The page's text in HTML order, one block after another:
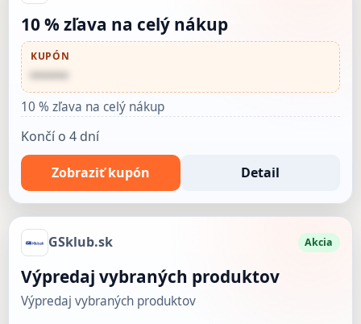
10 % zľava na celý nákup
KUPÓN
••••••
10 % zľava na celý nákup
Končí o 4 dní
Zobraziť kupón Detail
GSklub.sk Akcia
Výpredaj vybraných produktov
Výpredaj vybraných produktov